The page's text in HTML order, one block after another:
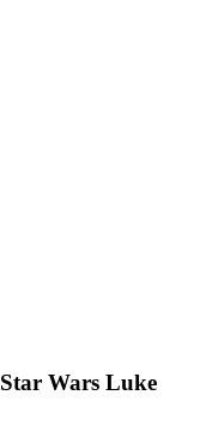
Wars Luke